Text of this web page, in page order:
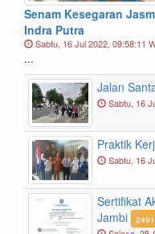
Senam Kesegaran
Indra Putra
Sabtu, 16 Jul 2022, 09:58:11
...
Jalan
Sabtu, 16
Praktik
Sabtu, 16
Sertifikat
Jambi